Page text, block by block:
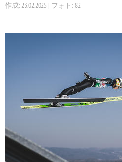
作成: 23.02.2025 | フォト: 82